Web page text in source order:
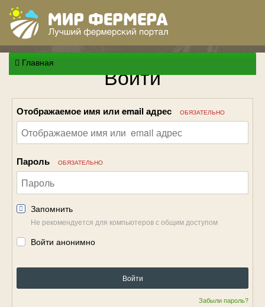
Главная Войти
Отображаемое имя или email адрес ОБЯЗАТЕЛЬНО
Пароль ОБЯЗАТЕЛЬНО
Запомнить
Не рекомендуется для компьютеров с общим доступом
Войти анонимно
Войти
Забыли пароль?